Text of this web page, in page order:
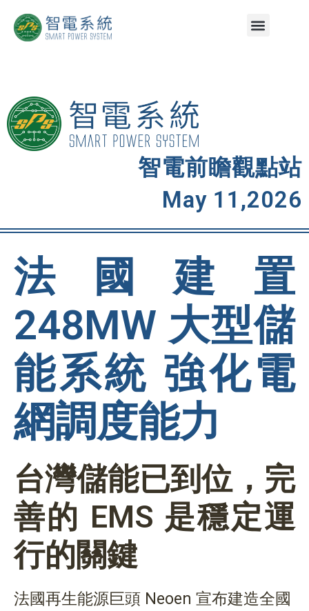
智電前瞻觀點站
May 11,2026
法國建置
248MW 大型儲
能系統 強化電
網調度能力
台灣儲能已到位，完
善的 EMS 是穩定運
行的關鍵
法國再生能源巨頭 Neoen 宣布建造全國